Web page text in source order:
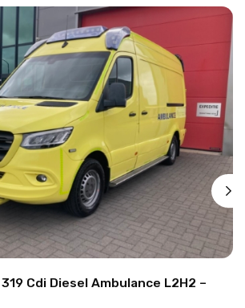
Cdi Diesel Ambulance L2H2 –